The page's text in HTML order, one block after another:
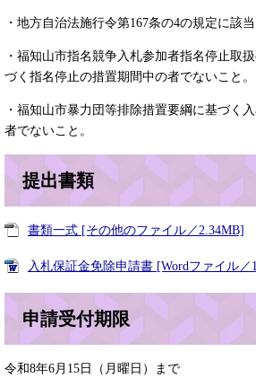
・地方自治法施行令第167条の4の規定に該
・福知山市指名競争入札参加者指名停止取
づく指名停止の措置期間中の者でないこと。
・福知山市暴力団等排除措置要綱に基づく
者でないこと。
提出書類
書類一式 [その他のファイル／2.34MB]
入札保証金免除申請書 [Wordファイル／
申請受付期限
令和8年6月15日（月曜日）まで